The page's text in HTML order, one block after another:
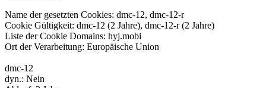
Name der gesetzten Cookies: dmc-12, dmc-12-r
Cookie Gültigkeit: dmc-12 (2 Jahre), dmc-12-r (2 Jahre)
Liste der Cookie Domains: hyj.mobi
Ort der Verarbeitung: Europäische Union
dmc-12
dyn.: Nein